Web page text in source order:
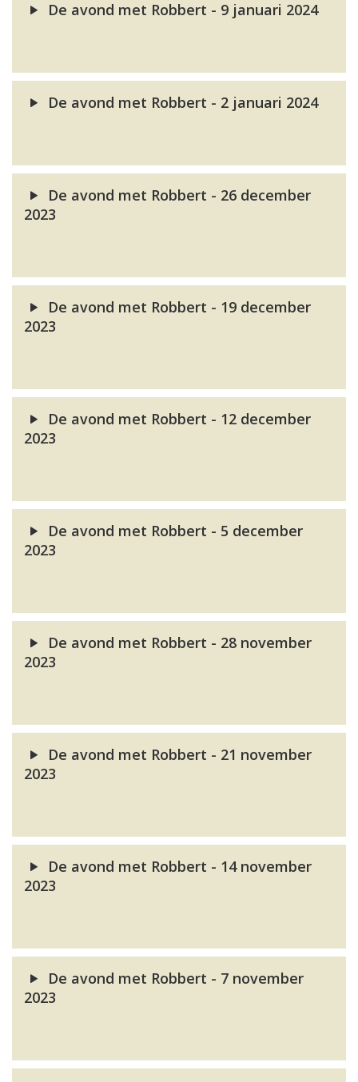
De avond met Robbert - 9 januari 2024
De avond met Robbert - 2 januari 2024
De avond met Robbert - 26 december
2023
De avond met Robbert - 19 december
2023
De avond met Robbert - 12 december
2023
De avond met Robbert - 5 december
2023
De avond met Robbert - 28 november
2023
De avond met Robbert - 21 november
2023
De avond met Robbert - 14 november
2023
De avond met Robbert - 7 november
2023